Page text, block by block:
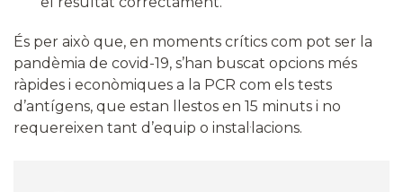
És per això que, en moments crítics com pot ser la
pandèmia de covid-19, s’han buscat opcions més
ràpides i econòmiques a la PCR com els tests
d’antígens, que estan llestos en 15 minuts i no
requereixen tant d’equip o instal·lacions.